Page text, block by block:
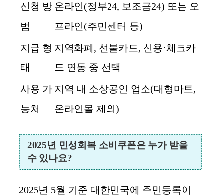
신청 방
법
온라인(정부24, 보조금24) 또는 오
프라인(주민센터 등)
지급 형
태
지역화폐, 선불카드, 신용·체크카
드 연동 중 선택
사용 가
능처
지역 내 소상공인 업소(대형마트,
온라인몰 제외)
2025년 민생회복 소비쿠폰은 누가 받을
수 있나요?
2025년 5월 기준 대한민국에 주민등록이